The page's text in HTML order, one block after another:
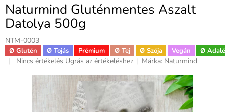
Naturmind Gluténmentes Aszalt
Datolya 500g
NTM-0003
Ø Glutén Ø Tojás Prémium Ø Tej Ø Szója Vegán Ø
A
Nincs értékelés Ugrás az értékeléshez Márka: Naturmind